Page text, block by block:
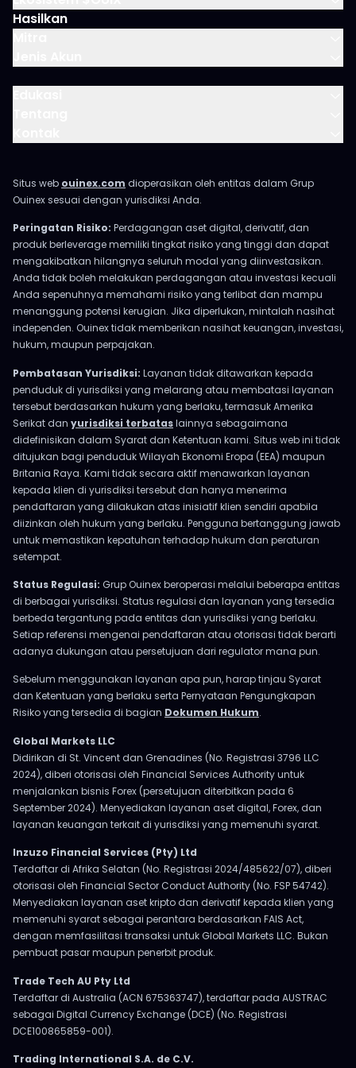
Hasilkan
Situs web ouinex.com dioperasikan oleh entitas dalam Grup
Ouinex sesuai dengan yurisdiksi Anda.
Peringatan Risiko: Perdagangan aset digital, derivatif, dan
produk berleverage memiliki tingkat risiko yang tinggi dan dapat
mengakibatkan hilangnya seluruh modal yang diinvestasikan.
Anda tidak boleh melakukan perdagangan atau investasi kecuali
Anda sepenuhnya memahami risiko yang terlibat dan mampu
menanggung potensi kerugian. Jika diperlukan, mintalah nasihat
independen. Ouinex tidak memberikan nasihat keuangan, investasi,
hukum, maupun perpajakan.
Pembatasan Yurisdiksi: Layanan tidak ditawarkan kepada
penduduk di yurisdiksi yang melarang atau membatasi layanan
tersebut berdasarkan hukum yang berlaku, termasuk Amerika
Serikat dan yurisdiksi terbataslainnya sebagaimana
didefinisikan dalam Syarat dan Ketentuan kami. Situs web ini tidak
ditujukan bagi penduduk Wilayah Ekonomi Eropa (EEA) maupun
Britania Raya. Kami tidak secara aktif menawarkan layanan
kepada klien di yurisdiksi tersebut dan hanya menerima
pendaftaran yang dilakukan atas inisiatif klien sendiri apabila
diizinkan oleh hukum yang berlaku. Pengguna bertanggung jawab
untuk memastikan kepatuhan terhadap hukum dan peraturan
setempat.
Status Regulasi: Grup Ouinex beroperasi melalui beberapa entitas
di berbagai yurisdiksi. Status regulasi dan layanan yang tersedia
berbeda tergantung pada entitas dan yurisdiksi yang berlaku.
Setiap referensi mengenai pendaftaran atau otorisasi tidak berarti
adanya dukungan atau persetujuan dari regulator mana pun.
Sebelum menggunakan layanan apa pun, harap tinjau Syarat
dan Ketentuan yang berlaku serta Pernyataan Pengungkapan
Risiko yang tersedia di bagian Dokumen Hukum.
Global Markets LLC
Didirikan di St. Vincent dan Grenadines (No. Registrasi 3796 LLC
2024), diberi otorisasi oleh Financial Services Authority untuk
menjalankan bisnis Forex (persetujuan diterbitkan pada 6
September 2024). Menyediakan layanan aset digital, Forex, dan
layanan keuangan terkait di yurisdiksi yang memenuhi syarat.
Inzuzo Financial Services (Pty) Ltd
Terdaftar di Afrika Selatan (No. Registrasi 2024/485622/07), diberi
otorisasi oleh Financial Sector Conduct Authority (No. FSP 54742).
Menyediakan layanan aset kripto dan derivatif kepada klien yang
memenuhi syarat sebagai perantara berdasarkan FAIS Act,
dengan memfasilitasi transaksi untuk Global Markets LLC. Bukan
pembuat pasar maupun penerbit produk.
Trade Tech AU Pty Ltd
Terdaftar di Australia (ACN 675363747), terdaftar pada AUSTRAC
sebagai Digital Currency Exchange (DCE) (No. Registrasi
DCE100865859-001).
Trading International S.A. de C.V.